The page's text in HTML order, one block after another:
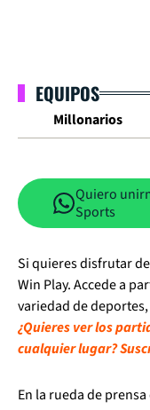
EQUIPOS
Millonarios
Quiero
Sports
Si quieres disfrutar
Win Play. Accede a
variedad de
¿Quieres ver los
cualquier lugar?
En la rueda de